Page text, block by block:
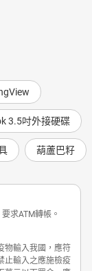
3.5吋外接硬碟
葫蘆巴籽
求ATM轉帳。
物輸入我國，應符
止輸入之應施檢疫